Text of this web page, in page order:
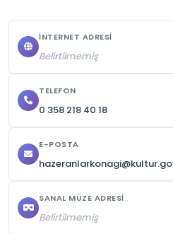
İNTERNET ADRESI
Belirtilmemiş
TELEFON
0 358 218 40 18
E-POSTA
SANAL MÜZE ADRESI
Belirtilmemiş